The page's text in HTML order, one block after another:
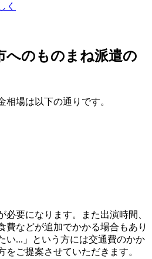
く
へのものまね派遣の
相場は以下の通りです。
必要になります。また出演時間、
費などが追加でかかる場合もあり
い...」という方には交通費のかか
をご提案させていただきます。